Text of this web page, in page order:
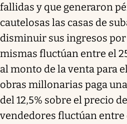
fallidas y que generaron
cautelosas las casas de
disminuir sus ingresos
mismas fluctúan entre el
al monto de la venta para
obras millonarias paga
del 12,5% sobre el precio
vendedores fluctúan entre